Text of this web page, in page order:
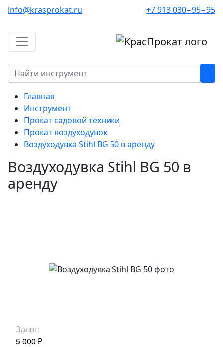
info@krasprokat.ru +7 913 030−95−95
Главная
Инструмент
Прокат садовой техники
Прокат воздуходувок
Воздуходувка Stihl BG 50 в аренду
Воздуходувка Stihl BG 50 в
аренду
Залог:
5 000 ₽